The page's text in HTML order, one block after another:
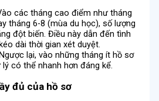
các tháng cao điểm như tháng
tháng 6-8 (mùa du học), số lượng
đột biến. Điều này dẫn đến tình
dài thời gian xét duyệt.
lại, vào những tháng ít hồ sơ
có thể nhanh hơn đáng kể.
đủ của hồ sơ